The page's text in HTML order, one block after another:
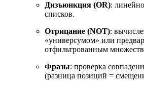
Дизъюнкция (OR):
списков.
Отрицание (NOT):
«универсумом» или
отфильтрованным
Фразы: проверка
(разница позиций =